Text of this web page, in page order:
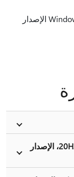
Windows Server الإصدار 1809، Windows 10 الإصدار
Windows Server، الإصدار 20H2 Windows 10، الإصدار